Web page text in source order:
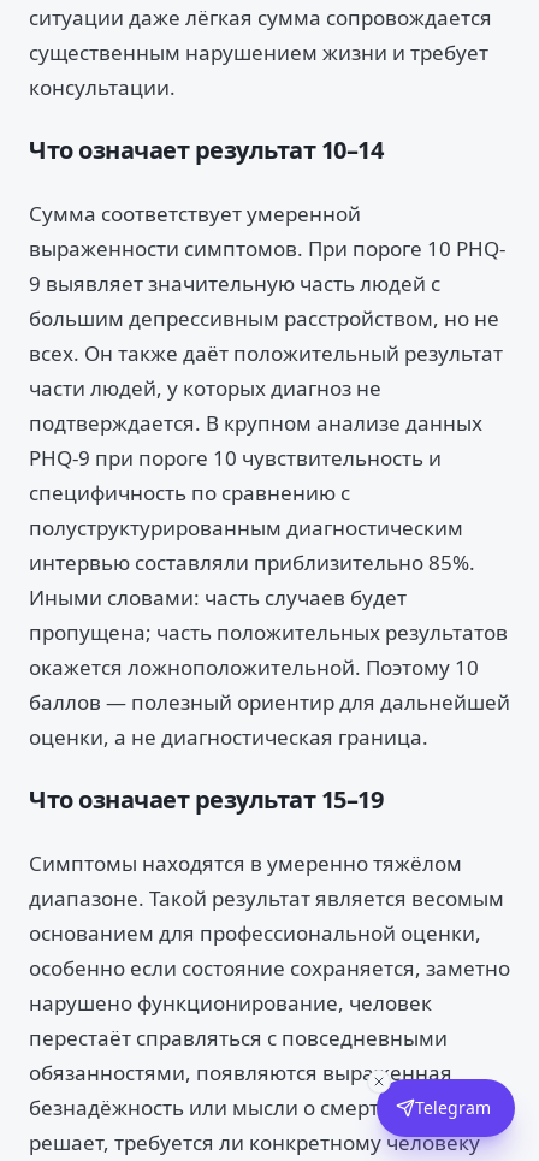
ситуации даже лёгкая сумма сопровождается
существенным нарушением жизни и требует
консультации.
Что означает результат 10–14
Сумма соответствует умеренной
выраженности симптомов. При пороге 10 PHQ-
9 выявляет значительную часть людей с
большим депрессивным расстройством, но не
всех. Он также даёт положительный результат
части людей, у которых диагноз не
подтверждается. В крупном анализе данных
PHQ-9 при пороге 10 чувствительность и
специфичность по сравнению с
полуструктурированным диагностическим
интервью составляли приблизительно 85%.
Иными словами: часть случаев будет
пропущена; часть положительных результатов
окажется ложноположительной. Поэтому 10
баллов — полезный ориентир для дальнейшей
оценки, а не диагностическая граница.
Что означает результат 15–19
Симптомы находятся в умеренно тяжёлом
диапазоне. Такой результат является весомым
основанием для профессиональной оценки,
особенно если состояние сохраняется, заметно
нарушено функционирование, человек
перестаёт справляться с повседневными
обязанностями, появляются выраженная
безнадёжность или мысли о смерти. Но тест не
решает, требуется ли конкретному человеку
Telegram